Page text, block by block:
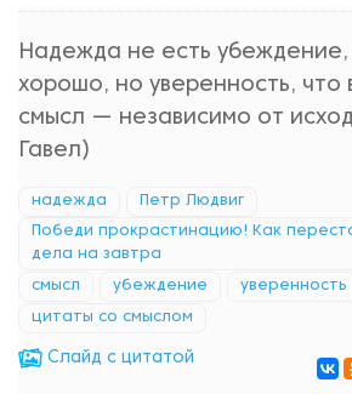
Надежда не есть убеждение,
хорошо, но уверенность, что
смысл ― независимо от
Гавел)
надежда Петр Людвиг
Победи прокрастинацию! Как
дела на завтра
смысл убеждение уверенность
цитаты со смыслом
Cлайд с цитатой